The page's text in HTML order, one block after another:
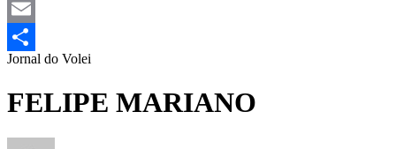
Mastodon
Email
Share
Jornal do Volei
FELIPE MARIANO